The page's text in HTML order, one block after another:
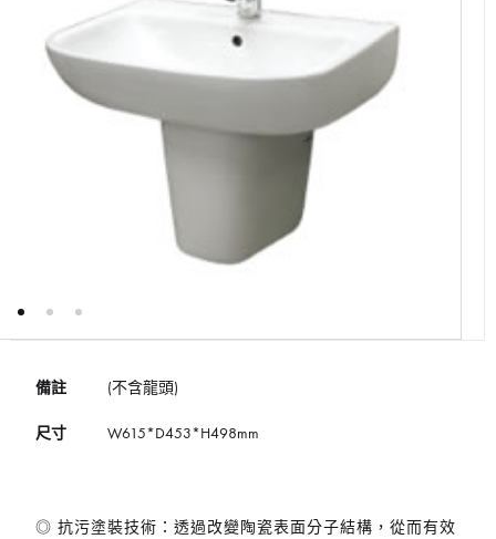
備註 (不含龍頭)
尺寸 W615*D453*H498mm
◎ 抗污塗裝技術 ： 透過改變陶瓷表面分子結構，從而有效